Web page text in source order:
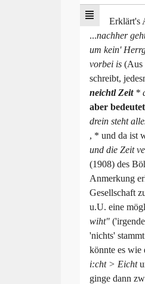
Erklärt's
...nachher
um kein'
vorbei is (Aus
schreibt,
neichtl Zeit*
aber
drein steht
, * und da ist
und die Zeit
(1908) des
Anmerkung
Gesellschaft
u.U. eine
wiht"
'nichts'
könnte es wie
i:cht > Eicht
ginge dann